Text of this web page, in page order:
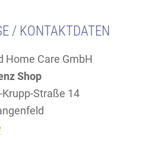
/ KONTAKTDATEN
Home Care GmbH
Shop
Krupp-Straße 14